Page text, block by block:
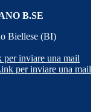
B.SE
Biellese (BI)
per inviare una mail
per inviare una mail